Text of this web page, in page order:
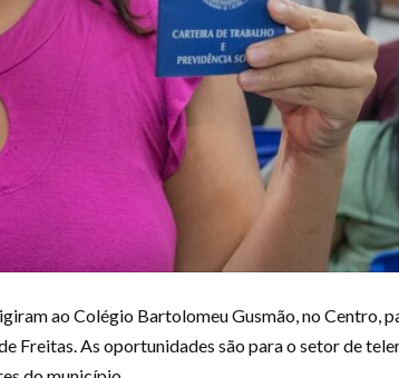
ao Colégio Bartolomeu Gusmão, no Centro,
Freitas. As oportunidades são para o setor de